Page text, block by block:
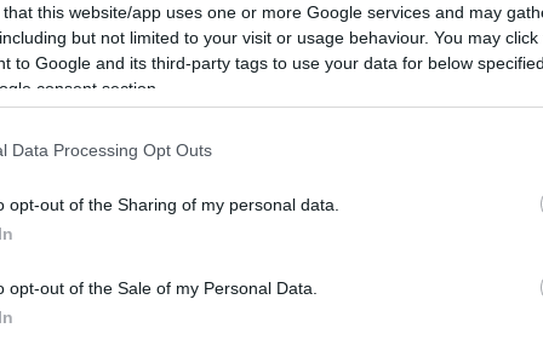
that this website/app uses one or more Google services and may
but not limited to your visit or usage behaviour. You may
to Google and its third-party tags to use your data for below
consent section.
Data Processing Opt Outs
opt-out of the Sharing of my personal data.
opt-out of the Sale of my Personal Data.
(14-13). Η Μαναβή ρίσκαρε στο επόμενο σερβίς, η
ματς.
με τις Διονυσία Μάτιου, Λίζα
να προσφέρουν φανταστικό θεάμα σε ένα
10-11 για να δεχθούν σερί 3-0 για το 13-11,
φοβερή άμυνα της Τριανταφυλλίδη και ποκ της